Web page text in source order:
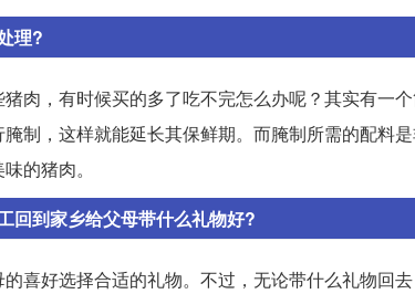
理?
肉，有时候买的多了吃不完怎么办呢？其实有一
制，这样就能延长其保鲜期。而腌制所需的配料
的猪肉。
回到家乡给父母带什么礼物好?
喜好选择合适的礼物。不过，无论带什么礼物回